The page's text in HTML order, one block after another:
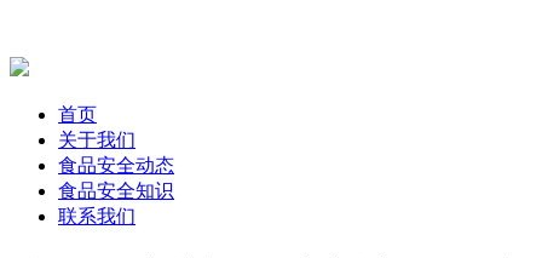
首页
关于我们
食品安全动态
食品安全知识
联系我们